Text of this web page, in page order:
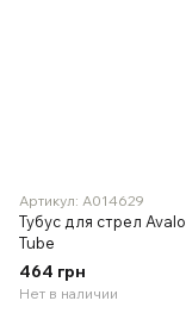
Артикул: A014629
Тубус для стрел
Tube
464 грн
Нет в наличии